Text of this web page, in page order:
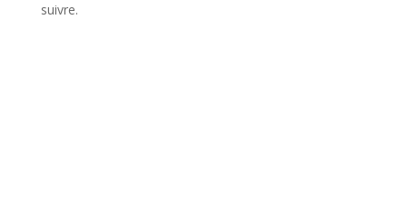
suivre.